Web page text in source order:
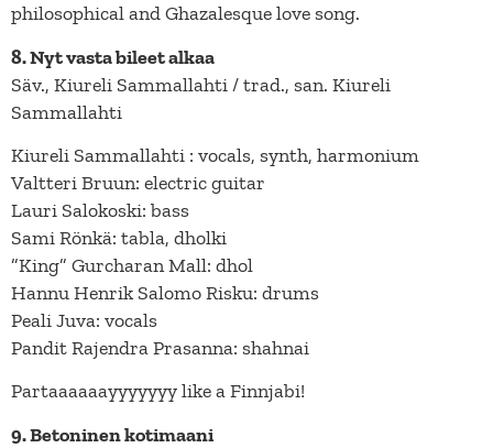
philosophical and Ghazalesque love song.
8. Nyt vasta bileet alkaa
Säv., Kiureli Sammallahti / trad., san. Kiureli
Sammallahti
Kiureli Sammallahti : vocals, synth, harmonium
Valtteri Bruun: electric guitar
Lauri Salokoski: bass
Sami Rönkä: tabla, dholki
”King” Gurcharan Mall: dhol
Hannu Henrik Salomo Risku: drums
Peali Juva: vocals
Pandit Rajendra Prasanna: shahnai
Partaaaaaayyyyyyy like a Finnjabi!
9. Betoninen kotimaani